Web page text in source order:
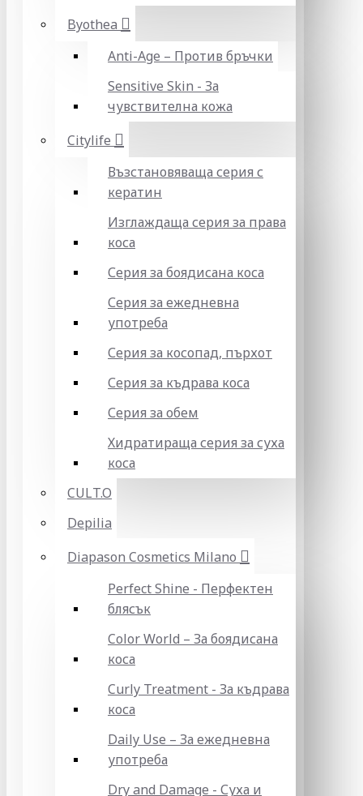
Byothea
Anti-Age – Против бръчки
Sensitive Skin - За
чувствителна кожа
Citylife
Възстановяваща серия с
кератин
Изглаждаща серия за права
коса
Серия за боядисана коса
Серия за ежедневна
употреба
Серия за косопад, пърхот
Серия за къдрава коса
Серия за обем
Хидратираща серия за суха
коса
CULT.O
Depilia
Diapason Cosmetics Milano
Perfect Shine - Перфектен
блясък
Color World – За боядисана
коса
Curly Treatment - За къдрава
коса
Daily Use – За ежедневна
употреба
Dry and Damage - Суха и